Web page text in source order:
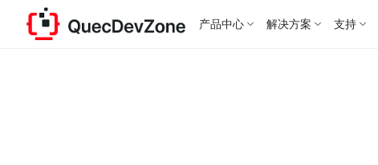
产品中心 解决方案 支持